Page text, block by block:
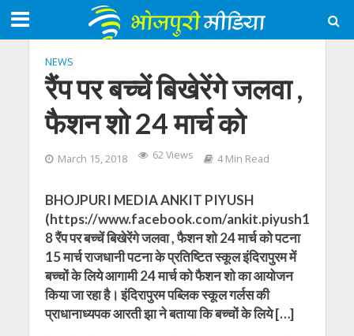
NEWS
रैंप पर बच्चें बिखेरेंगे जलवा ,
फैशन शो 24 मार्च को
March 15, 2018 62 Views 4 Min Read
BHOJPURI MEDIA ANKIT PIYUSH
(https://www.facebook.com/ankit.piyush1
8 रैंप पर बच्चें बिखेरेंगे जलवा , फैशन शो 24 मार्च को पटना
15 मार्च राजधानी पटना के प्रतिष्टित स्कूल इंदिरापुरम में
बच्चों के लिये आगामी 24 मार्च को फैशन शो का आयोजन
किया जा रहा है। इंदिरापुरम पब्लिक स्कूल गर्लस की
प्राधानाध्यपक आरती झा ने बताया कि बच्चों के लिये […]